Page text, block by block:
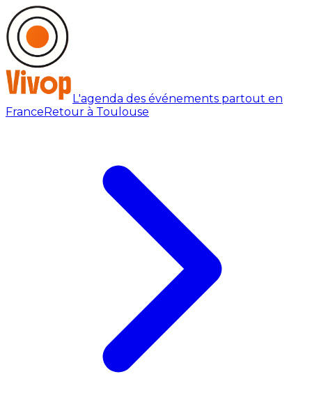
L'agenda des événements partout en
FranceRetour à Toulouse